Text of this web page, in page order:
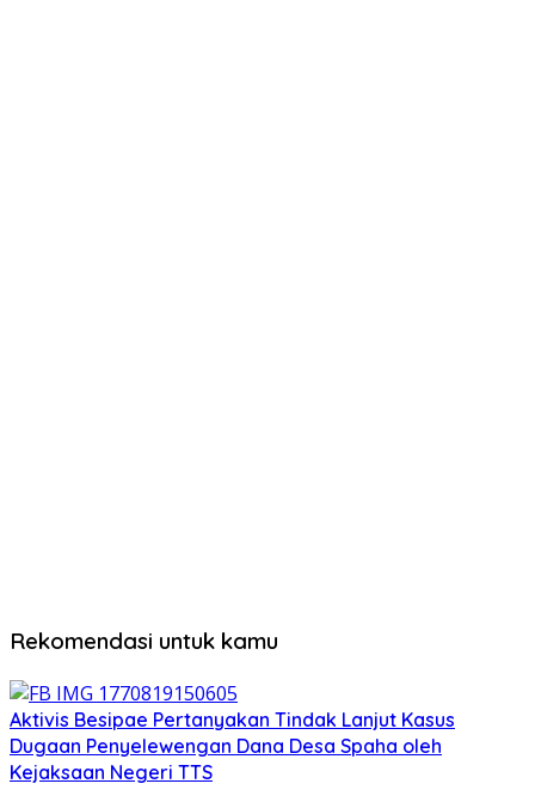
Rekomendasi untuk kamu
Aktivis Besipae Pertanyakan Tindak Lanjut Kasus
Dugaan Penyelewengan Dana Desa Spaha oleh
Kejaksaan Negeri TTS